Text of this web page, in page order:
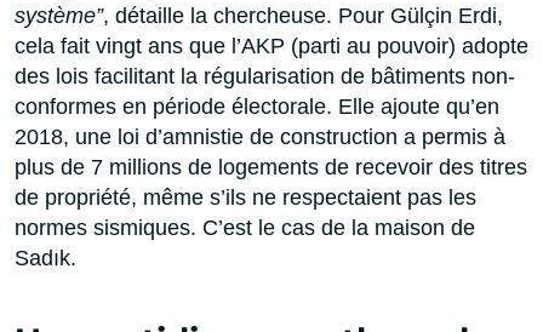
système”, détaille la chercheuse. Pour Gülçin Erdi,
cela fait vingt ans que l’AKP (parti au pouvoir) adopte
des lois facilitant la régularisation de bâtiments non-
conformes en période électorale. Elle ajoute qu’en
2018, une loi d’amnistie de construction a permis à
plus de 7 millions de logements de recevoir des titres
de propriété, même s’ils ne respectaient pas les
normes sismiques. C’est le cas de la maison de
Sadık.